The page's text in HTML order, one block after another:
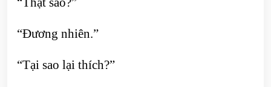
“Đương nhiên.”
“Tại sao lại thích?”